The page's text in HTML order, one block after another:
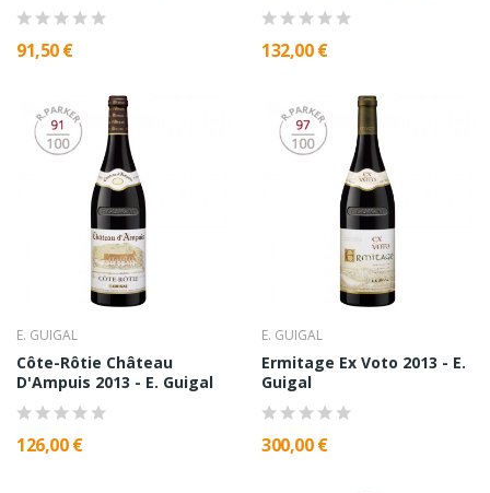
91,50 € 132,00 €
E. GUIGAL
Côte-Rôtie Château
D'Ampuis 2013 - E. Guigal
126,00 €
E. GUIGAL
Ermitage Ex Voto 2013 - E.
Guigal
300,00 €